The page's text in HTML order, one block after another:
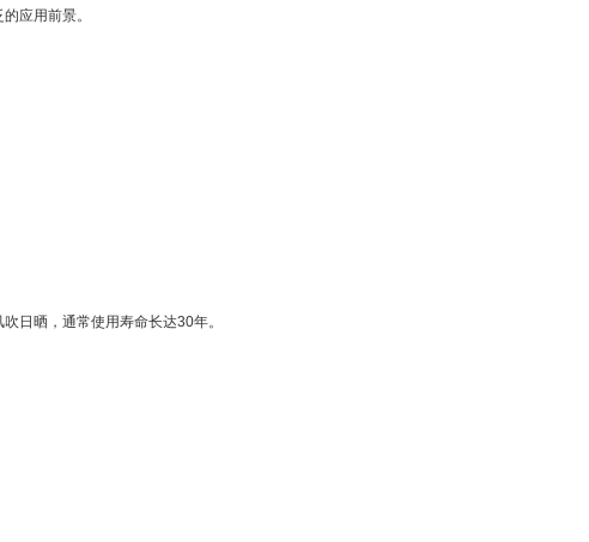
应用前景。
日晒，通常使用寿命长达30年。